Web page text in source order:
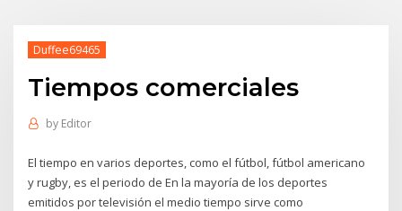
Duffee69465
Tiempos comerciales
by Editor
El tiempo en varios deportes, como el fútbol, fútbol americano
y rugby, es el periodo de En la mayoría de los deportes
emitidos por televisión el medio tiempo sirve como